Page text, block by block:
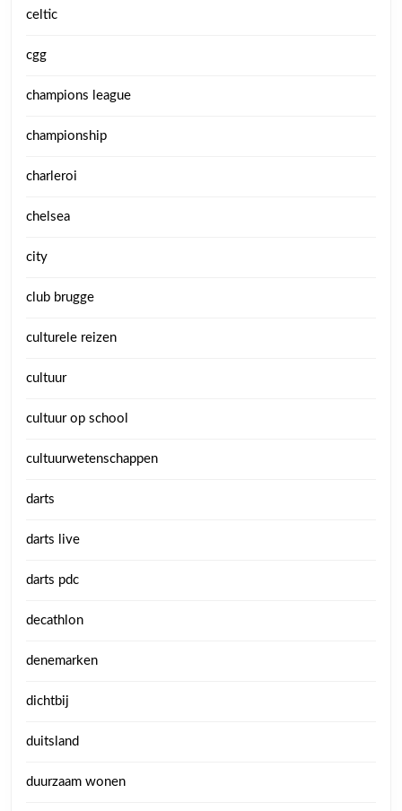
celtic
cgg
champions league
championship
charleroi
chelsea
city
club brugge
culturele reizen
cultuur
cultuur op school
cultuurwetenschappen
darts
darts live
darts pdc
decathlon
denemarken
dichtbij
duitsland
duurzaam wonen